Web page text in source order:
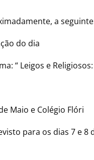
a
do dia
“ Leigos e
Maio e Colégio Flóri
para os dias 7 e 8